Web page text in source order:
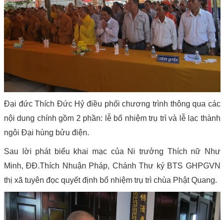
Đại đức Thích Đức Hỷ điều phối chương trình thông qua các
nội dung chính gồm 2 phần: lễ bổ nhiệm trụ trì và lễ lạc thành
ngôi Đại hùng bửu điện.
Sau lời phát biểu khai mạc của Ni trưởng Thích nữ Như
Minh, ĐĐ.Thích Nhuận Pháp, Chánh Thư ký BTS GHPGVN
thị xã tuyên đọc quyết định bổ nhiệm trụ trì chùa Phật Quang.